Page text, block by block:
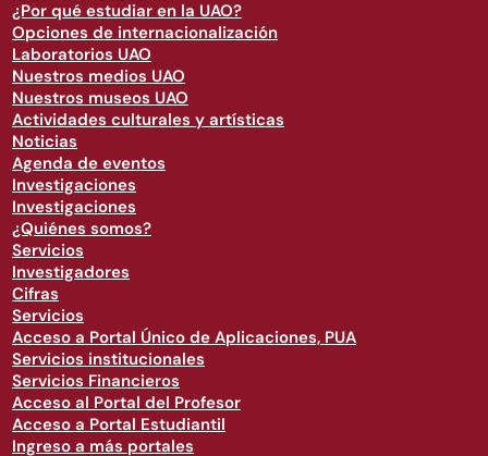
¿Por qué estudiar en la UAO?
Opciones de internacionalización
Laboratorios UAO
Nuestros medios UAO
Nuestros museos UAO
Actividades culturales y artísticas
Noticias
Agenda de eventos
Investigaciones
Investigaciones
¿Quiénes somos?
Servicios
Investigadores
Cifras
Servicios
Acceso a Portal Único de Aplicaciones, PUA
Servicios institucionales
Servicios Financieros
Acceso al Portal del Profesor
Acceso a Portal Estudiantil
Ingreso a más portales